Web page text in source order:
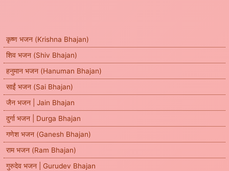
कृष्ण भजन (Krishna Bhajan)
शिव भजन (Shiv Bhajan)
हनुमान भजन (Hanuman Bhajan)
साईं भजन (Sai Bhajan)
जैन भजन | Jain Bhajan
दुर्गा भजन | Durga Bhajan
गणेश भजन (Ganesh Bhajan)
राम भजन (Ram Bhajan)
गुरुदेव भजन | Gurudev Bhajan